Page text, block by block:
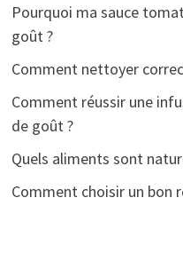
Pourquoi ma sauce
goût ?
Comment nettoyer
Comment réussir une
de goût ?
Quels aliments sont
Comment choisir un bon